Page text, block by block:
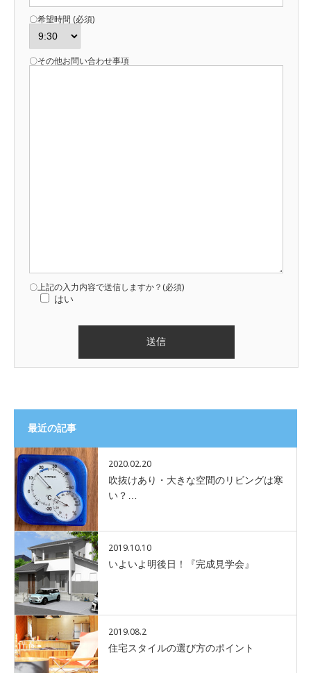
〇希望時間 (必須)
〇その他お問い合わせ事項
〇上記の入力内容で送信しますか？(必須)
はい
最近の記事
2020.02.20
吹抜けあり・大きな空間のリビングは寒
い？…
2019.10.10
いよいよ明後日！『完成見学会』
2019.08.2
住宅スタイルの選び方のポイント